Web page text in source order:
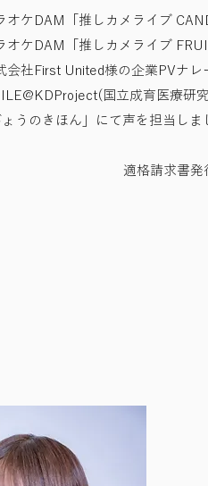
ケDAM「推しカメライブ
ケDAM「推しカメライブ
社First United様の企業PVナレ
国立成育医療研
ょうのきほん」にて声を担当しま
適格請求書発